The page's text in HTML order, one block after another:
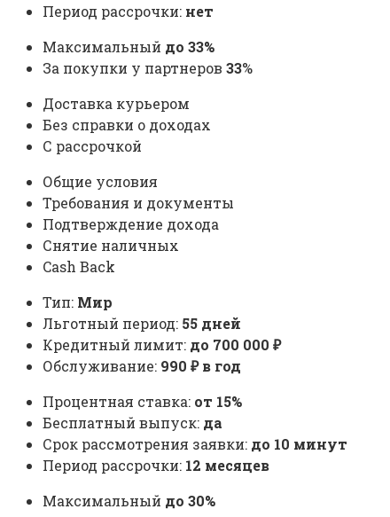
Период рассрочки: нет
Максимальный до 33%
За покупки у партнеров 33%
Доставка курьером
Без справки о доходах
С рассрочкой
Общие условия
Требования и документы
Подтверждение дохода
Снятие наличных
Cash Back
Тип: Мир
Льготный период: 55 дней
Кредитный лимит: до 700 000 ₽
Обслуживание: 990 ₽ в год
Процентная ставка: от 15%
Бесплатный выпуск: да
Срок рассмотрения заявки: до 10 минут
Период рассрочки: 12 месяцев
Максимальный до 30%